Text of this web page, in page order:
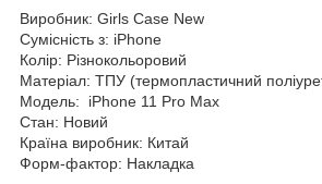
Виробник: Girls Case New
Сумісність з: iPhone
Колір: Різнокольоровий
Матеріал: ТПУ (термопластичний
Модель: iPhone 11 Pro Max
Стан: Новий
Країна виробник: Китай
Форм-фактор: Накладка